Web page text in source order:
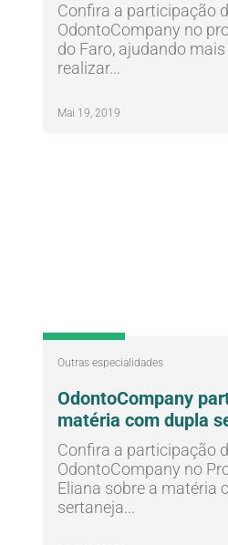
Confira a participação
OdontoCompany no
do Faro, ajudando
realizar...
Mai 19, 2019
Outras especialidades
OdontoCompany
matéria com dupla
Confira a participação
OdontoCompany no
Eliana sobre a matéria
sertaneja...